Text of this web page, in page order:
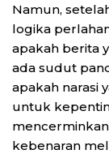
Namun,
logika
apakah berita
ada sudut
apakah narasi
untuk
kebenaran